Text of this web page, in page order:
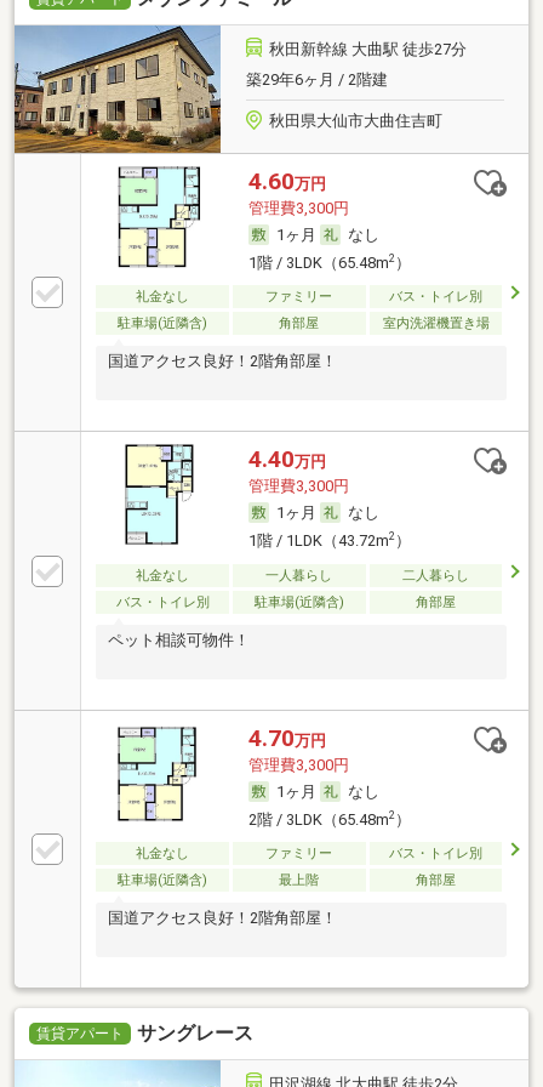
秋田新幹線 大曲駅 徒歩27分
築29年6ヶ月 / 2階建
秋田県大仙市大曲住吉町
4.60万円
管理費3,300円
1ヶ月
なし
1階 / 3LDK（65.48m2）
礼金なし ファミリー
バス・トイレ別
駐車場(近隣含)
角部屋 室内洗濯機置き場
国道アクセス良好！2階角部屋！
4.40万円
管理費3,300円
1ヶ月
なし
1階 / 1LDK（43.72m2）
礼金なし 一人暮らし
二人暮らし
バス・トイレ別
駐車場(近隣含) 角部屋
ペット相談可物件！
4.70万円
管理費3,300円
1ヶ月
なし
2階 / 3LDK（65.48m2）
礼金なし ファミリー
バス・トイレ別
駐車場(近隣含)
最上階 角部屋
国道アクセス良好！2階角部屋！
賃貸アパート サングレース